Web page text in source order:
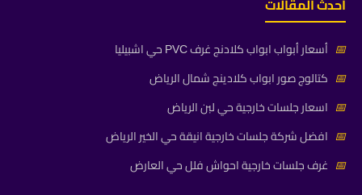
أحدث المقالات
📅 أسعار أبواب ابواب كلادنج غرف PVC حي اشبيليا
📅 كتالوج صور ابواب كلادينج شمال الرياض
📅 اسعار جلسات خارجية حي لبن الرياض
📅 افضل شركة جلسات خارجية انيقة حي الخير الرياض
📅 غرف جلسات خارجية احواش فلل حي العارض